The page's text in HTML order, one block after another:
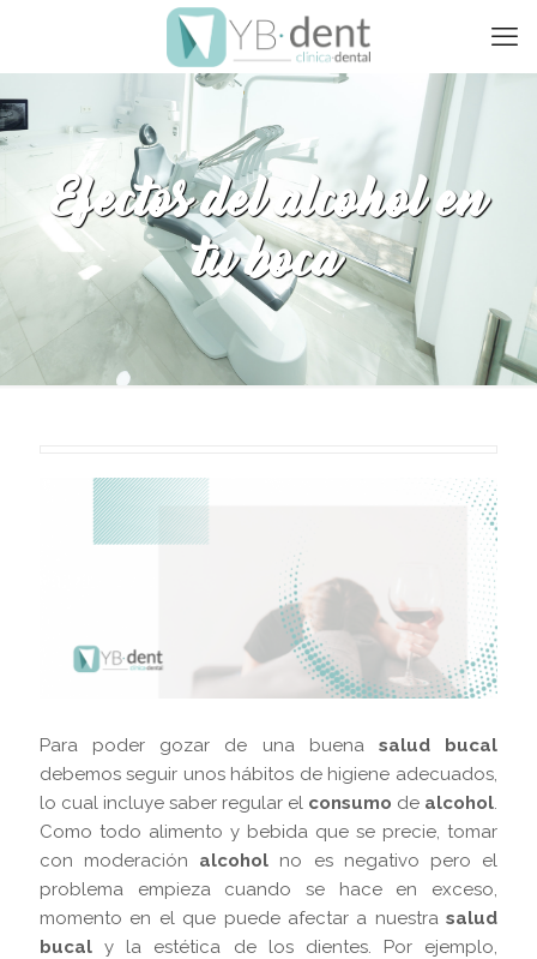
Efectos del alcohol en
tu boca
Para poder gozar de una buena salud bucal
debemos seguir unos hábitos de higiene adecuados,
lo cual incluye saber regular el consumo de alcohol.
Como todo alimento y bebida que se precie, tomar
con moderación alcohol no es negativo pero el
problema empieza cuando se hace en exceso,
momento en el que puede afectar a nuestra salud
bucal y la estética de los dientes. Por ejemplo,